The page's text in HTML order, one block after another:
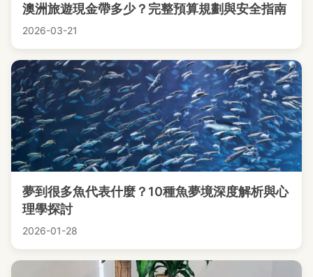
澳洲旅遊現金帶多少？完整預算規劃與安全指南
2026-03-21
夢到很多魚代表什麼？10種魚夢境深度解析與心
理學探討
2026-01-28